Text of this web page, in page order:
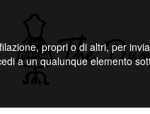
propri o di altri, per
a un qualunque elemento